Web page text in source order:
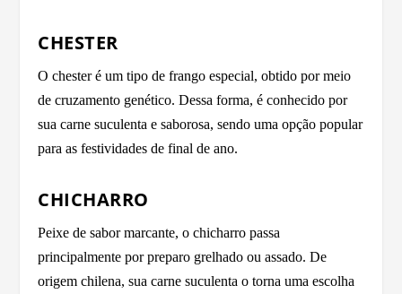
CHESTER
O chester é um tipo de frango especial, obtido por meio
de cruzamento genético. Dessa forma, é conhecido por
sua carne suculenta e saborosa, sendo uma opção popular
para as festividades de final de ano.
CHICHARRO
Peixe de sabor marcante, o chicharro passa
principalmente por preparo grelhado ou assado. De
origem chilena, sua carne suculenta o torna uma escolha